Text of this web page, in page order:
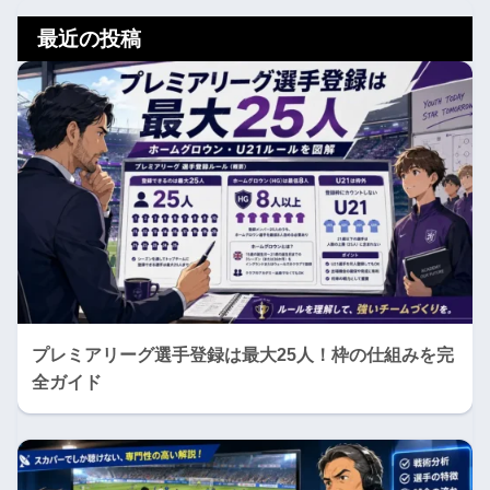
最近の投稿
プレミアリーグ選手登録は最大25人！枠の仕組みを完
全ガイド